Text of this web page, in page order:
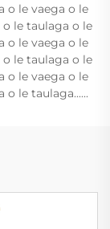
o le vaega o le
le taulaga o le
o le vaega o le
le taulaga o le
o le vaega o le
le taulaga......